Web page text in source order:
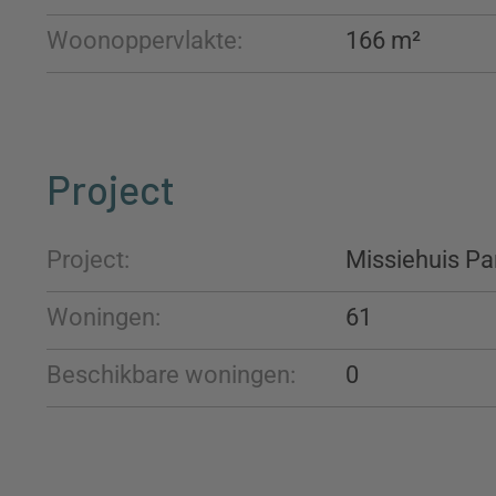
Woonoppervlakte: 166 m²
Project
Project: Missiehuis
Woningen: 61
Beschikbare woningen: 0